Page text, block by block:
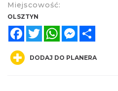
Festiwalu Muzycznego
Częstochowa
10.78 km
Miejscowość:
OLSZTYN
FacebookTwitterWhatsAppMessenger
DODAJ DO PLANERA